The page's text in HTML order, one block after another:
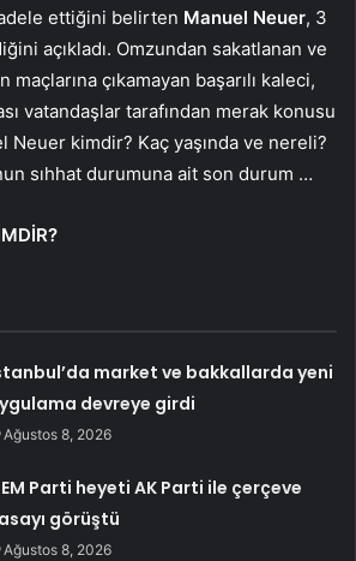
ettiğini belirten Manuel Neuer, 3
açıkladı. Omzundan sakatlanan ve
maçlarına çıkamayan başarılı kaleci,
vatandaşlar tarafından merak konusu
Neuer kimdir? Kaç yaşında ve nereli?
sıhhat durumuna ait son durum …
market ve bakkallarda yeni
devreye girdi
Ağustos 8, 2026
Parti heyeti AK Parti ile çerçeve
görüştü
Ağustos 8, 2026